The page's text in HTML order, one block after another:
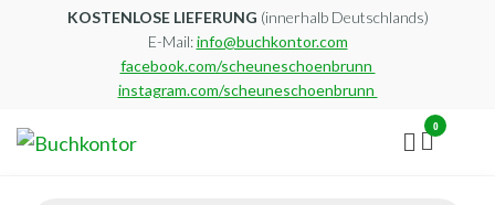
KOSTENLOSE LIEFERUNG (innerhalb Deutschlands)
E-Mail:info@buchkontor.com
facebook.com/scheuneschoenbrunn
instagram.com/scheuneschoenbrunn
0